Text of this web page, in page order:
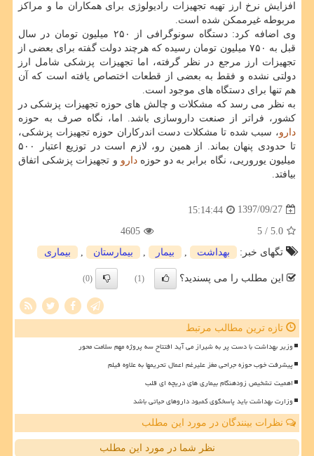
افزایش نرخ ارز تهیه تجهیزات رادیولوژی برای همكاران ما و مراكز
مربوطه غیرممكن شده است.
وی اضافه كرد: دستگاه سونوگرافی از ۲۵۰ میلیون تومان در سال
قبل به ۷۵۰ میلیون تومان رسیده كه هرچند دولت گفته برای بعضی از
تجهیزات ارز مرجع در نظر گرفته، اما تجهیزات پزشكی شامل ارز
دولتی نشده و فقط به بعضی از قطعات اختصاص یافته است كه آن
هم تنها برای دستگاه های موجود است.
به نظر می رسد كه مشكلات و چالش های حوزه تجهیزات پزشكی در
كشور، فراتر از صنعت داروسازی باشد. اما، نگاه صرف به حوزه
دارو، سبب شده تا مشكلات دست اندركاران حوزه تجهیزات پزشكی،
تا حدودی پنهان بماند. از همین رو، لازم است در توزیع اعتبار ۵۰۰
میلیون یوروریی، نگاه برابر به دو حوزهدارو و تجهیزات پزشكی اتفاق
بیافتد.
1397/09/27
15:14:44
5.0
/ 5
4605
تگهای خبر:
بهداشت بیمار بیمارستان بیماری
این مطلب را می پسندید؟ (1)
(0)
تازه ترین مطالب مرتبط
وزیر بهداشت با دست پر به شیراز می آید افتتاح سه پروژه مهم سلامت محور
پیشرفت خوب حوزه جراحی مغز علیرغم اعمال تحریمها به علاوه فیلم
اهمیت تشخیص زودهنگام بیماری های دریچه ای قلب
وزارت بهداشت باید پاسخگوی کمبود داروهای حیاتی باشد
نظرات بینندگان در مورد این مطلب
نظر شما در مورد این مطلب